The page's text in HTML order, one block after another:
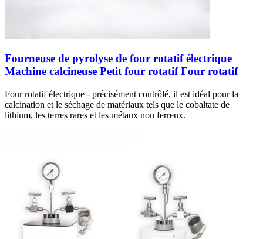
Fourneuse de pyrolyse de four rotatif électrique
Machine calcineuse Petit four rotatif Four rotatif
Four rotatif électrique - précisément contrôlé, il est idéal pour la
calcination et le séchage de matériaux tels que le cobaltate de
lithium, les terres rares et les métaux non ferreux.